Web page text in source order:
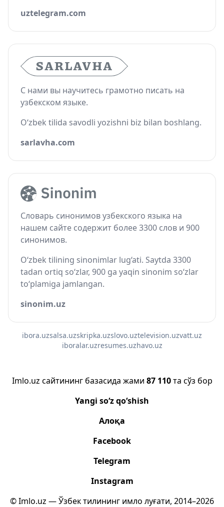
uztelegram.com
С нами вы научитесь грамотно писать на
узбекском языке.
O‘zbek tilida savodli yozishni biz bilan boshlang.
sarlavha.com
Словарь синонимов узбекского языка на
нашем сайте содержит более 3300 слов и 900
синонимов.
O‘zbek tilining sinonimlar lug‘ati. Saytda 3300
tadan ortiq so‘zlar, 900 ga yaqin sinonim so‘zlar
to‘plamiga jamlangan.
sinonim.uz
ibora.uzsalsa.uzskripka.uzslovo.uztelevision.uzvatt.uz
iboralar.uzresumes.uzhavo.uz
Imlo.uz сайтининг базасида жами 87 110та сўз бор
Yangi so‘z qo‘shish
Алоқа
Facebook
Telegram
Instagram
© Imlo.uz — Ўзбек тилининг имло луғати, 2014–2026